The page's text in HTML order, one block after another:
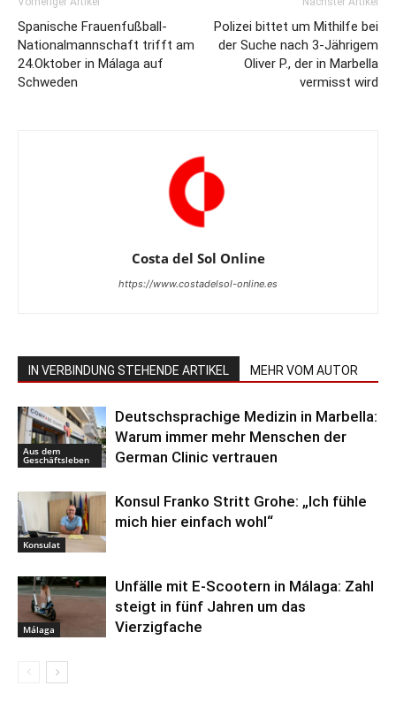
Spanische Frauenfußball-
Nationalmannschaft trifft am
24.Oktober in Málaga auf
Schweden
Polizei bittet um Mithilfe bei
der Suche nach 3-Jährigem
Oliver P., der in Marbella
vermisst wird
Costa del Sol Online
https://www.costadelsol-online.es
IN VERBINDUNG STEHENDE ARTIKEL MEHR VOM AUTOR
Aus dem
Geschäftsleben
Deutschsprachige Medizin in Marbella:
Warum immer mehr Menschen der
German Clinic vertrauen
Konsulat
Konsul Franko Stritt Grohe: „Ich fühle
mich hier einfach wohl“
Málaga
Unfälle mit E-Scootern in Málaga: Zahl
steigt in fünf Jahren um das
Vierzigfache